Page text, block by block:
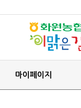
마이페이지